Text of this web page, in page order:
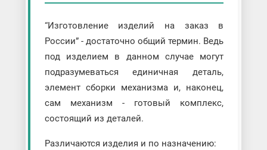
“Изготовление изделий на заказ в
России” - достаточно общий термин. Ведь
под изделием в данном случае могут
подразумеваться единичная деталь,
элемент сборки механизма и, наконец,
сам механизм - готовый комплекс,
состоящий из деталей.
Различаются изделия и по назначению: